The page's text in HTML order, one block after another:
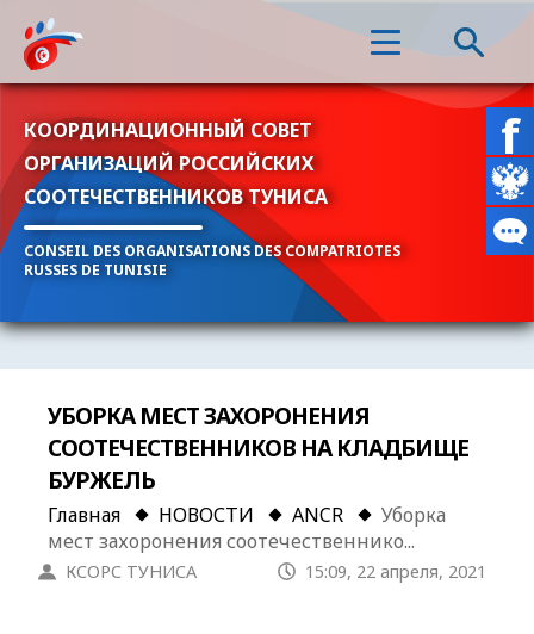
КООРДИНАЦИОННЫЙ СОВЕТ
ОРГАНИЗАЦИЙ РОССИЙСКИХ
СООТЕЧЕСТВЕННИКОВ ТУНИСА
CONSEIL DES ORGANISATIONS DES COMPATRIOTES
RUSSES DE TUNISIE
УБОРКА МЕСТ ЗАХОРOНЕНИЯ
СООТЕЧЕСТВЕННИКОВ НА КЛАДБИЩЕ
БУРЖЕЛЬ
Главная НОВОСТИ ANCR
Уборка
мест захорoнения соотечественнико...
КСОРС ТУНИСА 15:09, 22 апреля, 2021